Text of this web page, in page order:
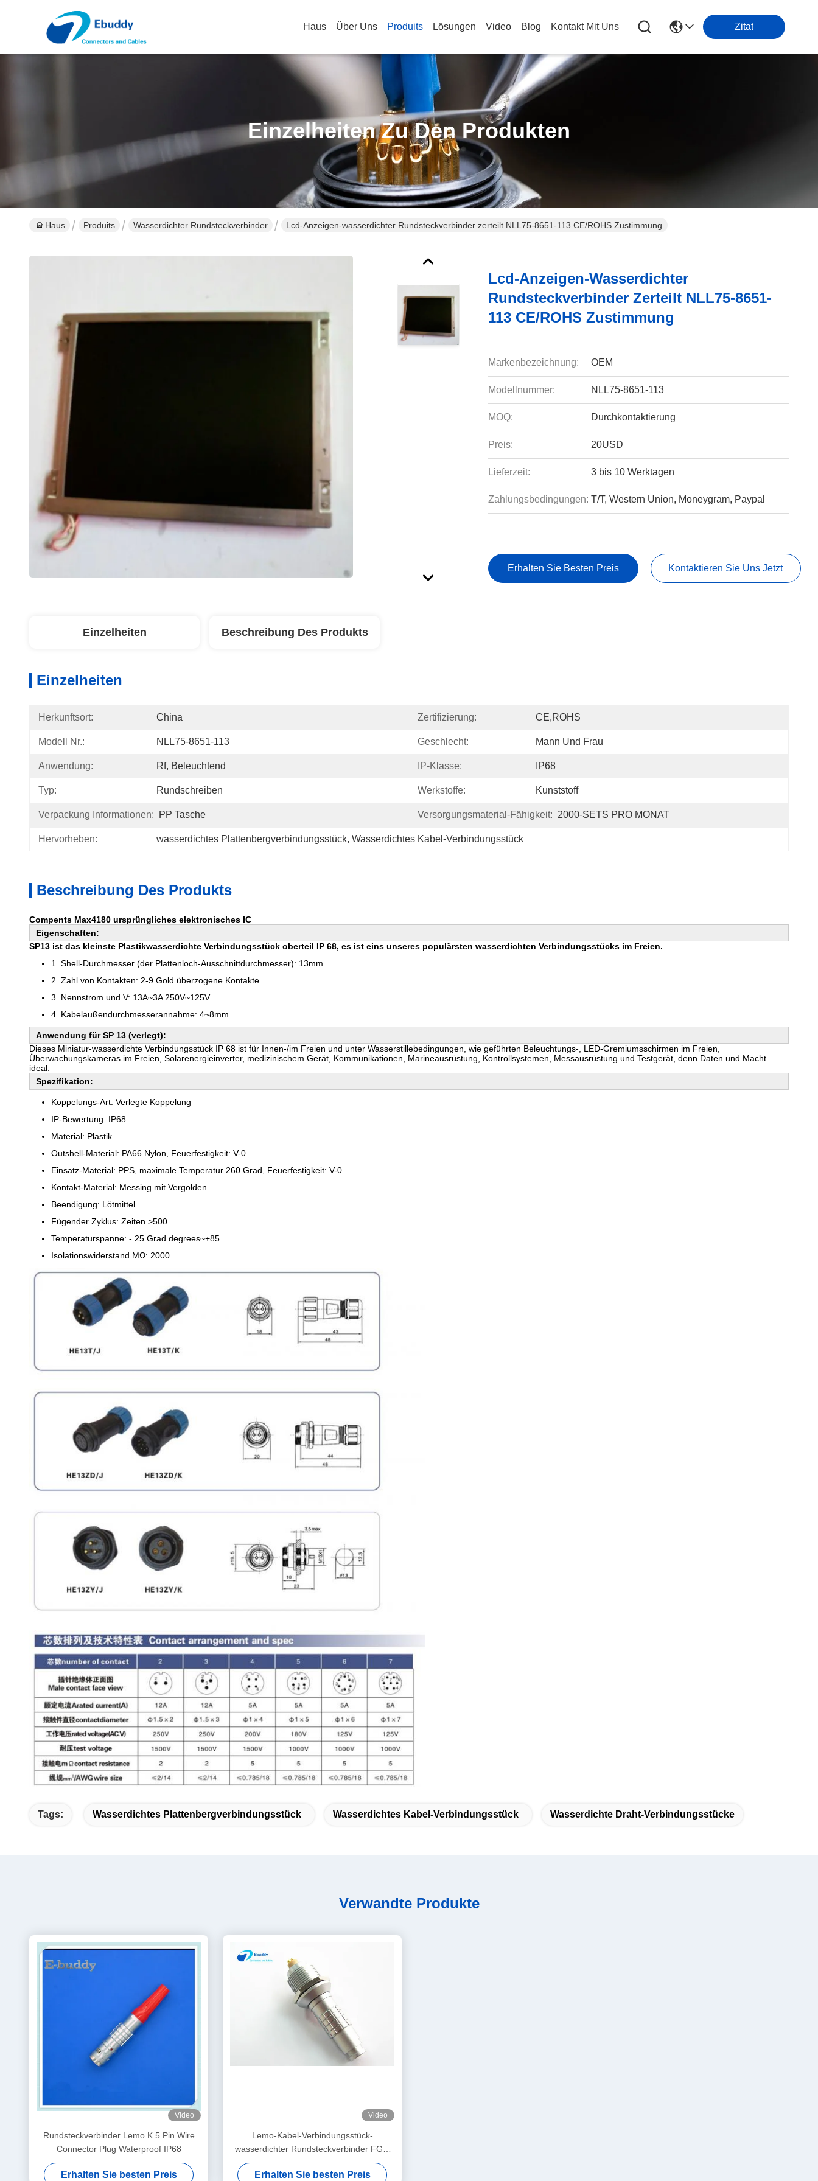
Haus Über Uns Produits Lösungen Video Blog Kontakt Mit Uns Zitat
Einzelheiten Zu Den Produkten
Haus Produits Wasserdichter Rundsteckverbinder Lcd-Anzeigen-wasserdichter Rundsteckverbinder zerteilt NLL75-8651-113 CE/ROHS Zustimmung
Lcd-Anzeigen-Wasserdichter
Rundsteckverbinder Zerteilt NLL75-8651-
113 CE/ROHS Zustimmung
Markenbezeichnung: OEM
Modellnummer: NLL75-8651-113
MOQ: Durchkontaktierung
Preis: 20USD
Lieferzeit: 3 bis 10 Werktagen
Zahlungsbedingungen: T/T, Western Union, Moneygram, Paypal
Erhalten Sie Besten Preis Kontaktieren Sie Uns Jetzt
Einzelheiten Beschreibung Des Produkts
Einzelheiten
Herkunftsort: China Zertifizierung: CE,ROHS
Modell Nr.: NLL75-8651-113 Geschlecht: Mann Und Frau
Anwendung: Rf, Beleuchtend IP-Klasse: IP68
Typ: Rundschreiben Werkstoffe: Kunststoff
Verpackung Informationen: PP Tasche Versorgungsmaterial-Fähigkeit: 2000-SETS PRO MONAT
Hervorheben: wasserdichtes Plattenbergverbindungsstück, Wasserdichtes Kabel-Verbindungsstück
Beschreibung Des Produkts
Compents Max4180 ursprüngliches elektronisches IC
Eigenschaften:
SP13 ist das kleinste Plastikwasserdichte Verbindungsstück oberteil IP 68, es ist eins unseres populärsten wasserdichten Verbindungsstücks im Freien.
1. Shell-Durchmesser (der Plattenloch-Ausschnittdurchmesser): 13mm
2. Zahl von Kontakten: 2-9 Gold überzogene Kontakte
3. Nennstrom und V: 13A~3A 250V~125V
4. Kabelaußendurchmesserannahme: 4~8mm
Anwendung für SP 13 (verlegt):
Dieses Miniatur-wasserdichte Verbindungsstück IP 68 ist für Innen-/im Freien und unter Wasserstillebedingungen, wie geführten Beleuchtungs-, LED-Gremiumsschirmen im Freien,
Überwachungskameras im Freien, Solarenergieinverter, medizinischem Gerät, Kommunikationen, Marineausrüstung, Kontrollsystemen, Messausrüstung und Testgerät, denn Daten und Macht
ideal.
Spezifikation:
Koppelungs-Art: Verlegte Koppelung
IP-Bewertung: IP68
Material: Plastik
Outshell-Material: PA66 Nylon, Feuerfestigkeit: V-0
Einsatz-Material: PPS, maximale Temperatur 260 Grad, Feuerfestigkeit: V-0
Kontakt-Material: Messing mit Vergolden
Beendigung: Lötmittel
Fügender Zyklus: Zeiten >500
Temperaturspanne: - 25 Grad degrees~+85
Isolationswiderstand MΩ: 2000
Tags: Wasserdichtes Plattenbergverbindungsstück Wasserdichtes Kabel-Verbindungsstück Wasserdichte Draht-Verbindungsstücke
Verwandte Produkte
Video
Rundsteckverbinder Lemo K 5 Pin Wire
Connector Plug Waterproof IP68
Erhalten Sie besten Preis
Video
Lemo-Kabel-Verbindungsstück-
wasserdichter Rundsteckverbinder FGG
IP68 0K 303
Erhalten Sie besten Preis